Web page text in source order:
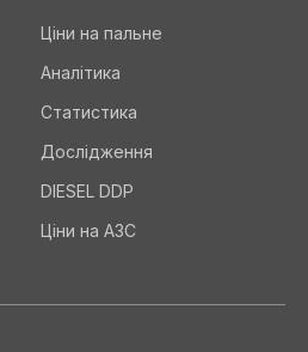
Ціни на пальне
Аналітика
Статистика
Дослідження
DIESEL DDP
Ціни на АЗС